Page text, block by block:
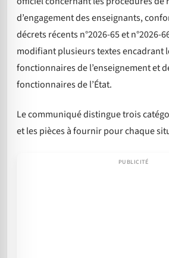
d’engagement des enseignants,
décrets récents n°2026-65 et n°2026-
modifiant plusieurs textes encadrant
fonctionnaires de l’enseignement et
fonctionnaires de l’État.
Le communiqué distingue trois
et les pièces à fournir pour chaque